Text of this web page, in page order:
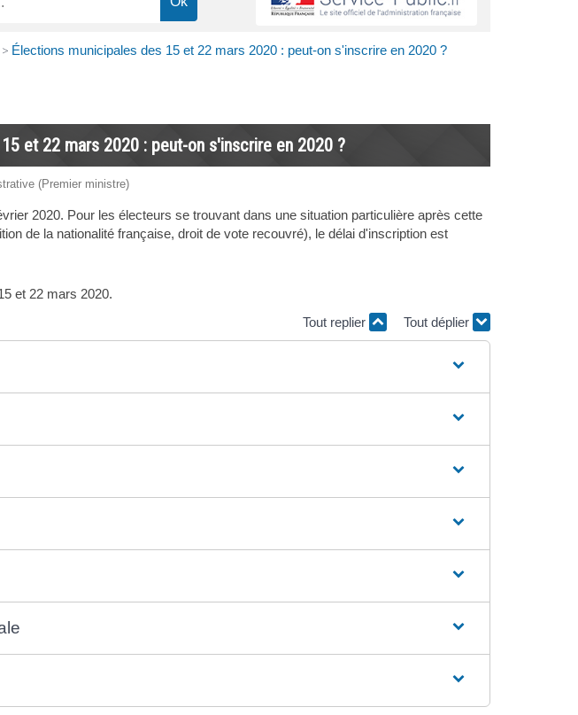
> Élections municipales des 15 et 22 mars 2020 : peut-on s'inscrire en 2020 ?
et 22 mars 2020 : peut-on s'inscrire en 2020 ?
(Premier ministre)
2020. Pour les électeurs se trouvant dans une situation particulière après cette
de la nationalité française, droit de vote recouvré), le délai d'inscription est
et 22 mars 2020.
Tout replier
Tout déplier